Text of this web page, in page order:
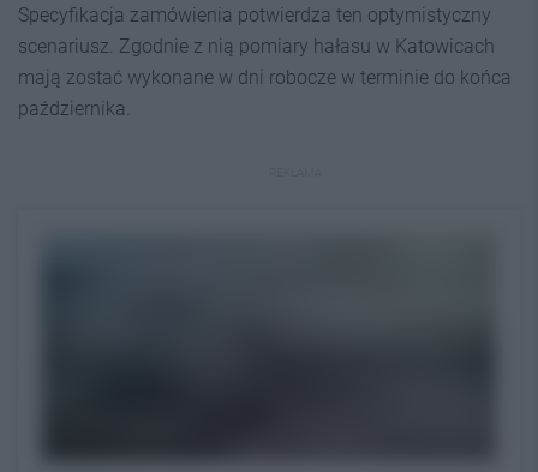
Specyfikacja zamówienia potwierdza ten optymistyczny
scenariusz. Zgodnie z nią pomiary hałasu w Katowicach
mają zostać wykonane w dni robocze w terminie do końca
października.